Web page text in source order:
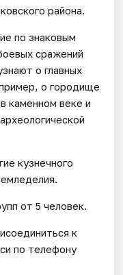
района.
по знаковым
сражений
о главных
о городище
каменном веке и
кузнечного
от 5 человек.
к
по телефону